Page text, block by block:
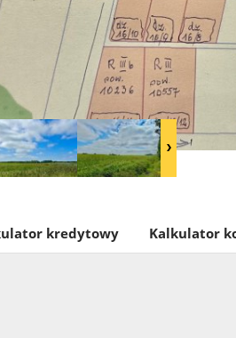
kredytowy Kalkulator